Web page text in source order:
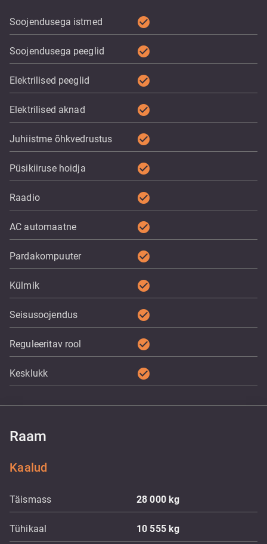
Soojendusega istmed check_circle
Soojendusega peeglid check_circle
Elektrilised peeglid check_circle
Elektrilised aknad check_circle
Juhiistme õhkvedrustus check_circle
Püsikiiruse hoidja check_circle
Raadio check_circle
AC automaatne check_circle
Pardakompuuter check_circle
Külmik check_circle
Seisusoojendus check_circle
Reguleeritav rool check_circle
Kesklukk check_circle
Raam
Kaalud
Täismass 28 000kg
Tühikaal 10 555kg